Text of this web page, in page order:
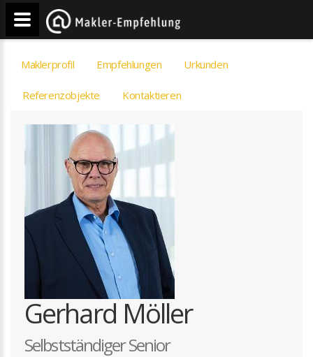
Maklerprofil Empfehlungen Urkunden
Referenzobjekte Kontaktieren
Gerhard Möller
Selbstständiger Senior